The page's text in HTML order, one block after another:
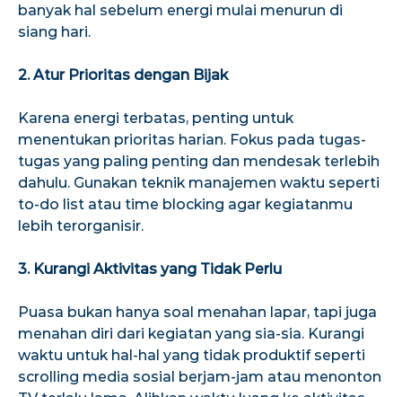
banyak hal sebelum energi mulai menurun di
siang hari.
2. Atur Prioritas dengan Bijak
Karena energi terbatas, penting untuk
menentukan prioritas harian. Fokus pada tugas-
tugas yang paling penting dan mendesak terlebih
dahulu. Gunakan teknik manajemen waktu seperti
to-do list atau time blocking agar kegiatanmu
lebih terorganisir.
3. Kurangi Aktivitas yang Tidak Perlu
Puasa bukan hanya soal menahan lapar, tapi juga
menahan diri dari kegiatan yang sia-sia. Kurangi
waktu untuk hal-hal yang tidak produktif seperti
scrolling media sosial berjam-jam atau menonton